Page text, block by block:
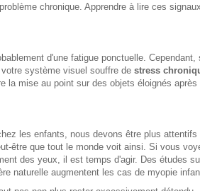
chronique. Apprendre à lire ces
d'une fatigue ponctuelle.
système visuel souffre de stress
la mise au point sur des objets éloignés
les enfants, nous devons être plus
être que tout le monde voit ainsi. Si vous
des yeux, il est temps d'agir. Des études
naturelle augmentent les cas de myopie